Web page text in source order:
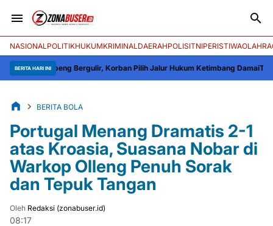
NASIONALPOLITIKHUKUMKRIMINALDAERAHPOLISITNIPERISTIWA
BERITA HARI INIBergulir, Korban Pilih Jalur Hukum Ketimbang DamaiTingkatkan
BERITA BOLA
Portugal Menang Dramatis 2-1
atas Kroasia, Suasana Nobar di
Warkop Olleng Penuh Sorak
dan Tepuk Tangan
Oleh Redaksi (zonabuser.id)
08:17